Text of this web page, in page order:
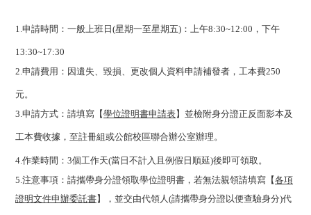
1. 申請時間：一般上班日(星期一至星期五)：上午8:30~12:00，下午
13:30~17:30
2. 申請費用：因遺失、毀損、更改個人資料申請補發者，工本費250
元。
3. 申請方式：請填寫【學位證明書申請表】並檢附身分證正反面影本及
工本費收據，至註冊組或公館校區聯合辦公室辦理。
4. 作業時間：3個工作天(當日不計入且例假日順延)後即可領取。
5. 注意事項：請攜帶身分證領取學位證明書，若無法親領請填寫 【各項
證明文件申辦委託書】 ，並交由代領人(請攜帶身分證以便查驗身分)代